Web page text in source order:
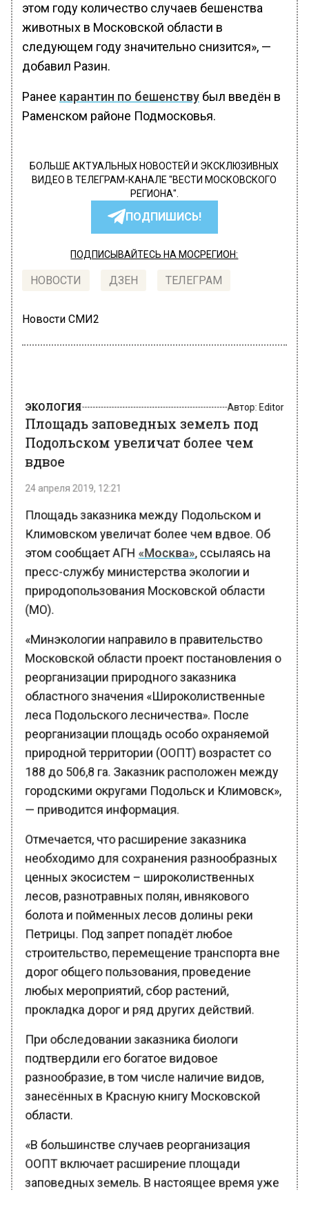
этом году количество случаев бешенства
животных в Московской области в
следующем году значительно снизится», —
добавил Разин.
Ранее карантин по бешенству был введён в
Раменском районе Подмосковья.
БОЛЬШЕ АКТУАЛЬНЫХ НОВОСТЕЙ И ЭКСКЛЮЗИВНЫХ
ВИДЕО В ТЕЛЕГРАМ-КАНАЛЕ "ВЕСТИ МОСКОВСКОГО
РЕГИОНА".
ПОДПИШИСЬ!
ПОДПИСЫВАЙТЕСЬ НА МОСРЕГИОН:
НОВОСТИ ДЗЕН ТЕЛЕГРАМ
Новости СМИ2
Площадь заповедных земель под
Подольском увеличат более чем
вдвое
Климовском увеличат более чем вдвое. Об
этом сообщает АГН«Москва», ссылаясь на
пресс-службу министерства экологии и
природопользования Московской области
(МО).
Московской области проект постановления о
реорганизации природного заказника
областного значения «Широколиственные
леса Подольского лесничества». После
реорганизации площадь особо охраняемой
природной территории (ООПТ) возрастет со
188 до 506,8 га. Заказник расположен между
городскими округами Подольск и Климовск»,
— приводится информация.
Отмечается, что расширение заказника
необходимо для сохранения разнообразных
ценных экосистем – широколиственных
лесов, разнотравных полян, ивнякового
болота и пойменных лесов долины реки
Петрицы. Под запрет попадёт любое
строительство, перемещение транспорта вне
дорог общего пользования, проведение
любых мероприятий, сбор растений,
прокладка дорог и ряд других действий.
При обследовании заказника биологи
подтвердили его богатое видовое
разнообразие, в том числе наличие видов,
занесённых в Красную книгу Московской
области.
«В большинстве случаев реорганизация
ООПТ включает расширение площади
заповедных земель. В настоящее время уже